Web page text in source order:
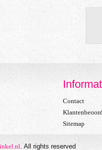
Contact
Sitemap
. All rights reserved